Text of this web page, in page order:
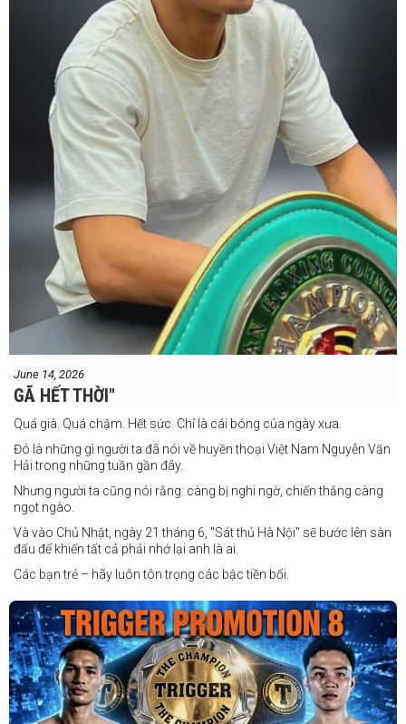
#professionalboxing
#proboxingreferee
#Tonyweeks
June 14, 2026
GÃ HẾT THỜI"
Quá già. Quá chậm. Hết sức. Chỉ là cái bóng của ngày xưa.
Đó là những gì người ta đã nói về huyền thoại Việt Nam Nguyễn Văn
Hải trong những tuần gần đây.
Nhưng người ta cũng nói rằng: càng bị nghi ngờ, chiến thắng càng
ngọt ngào.
Và vào Chủ Nhật, ngày 21 tháng 6, "Sát thủ Hà Nội" sẽ bước lên sàn
đấu để khiến tất cả phải nhớ lại anh là ai.
Các bạn trẻ – hãy luôn tôn trọng các bậc tiền bối.